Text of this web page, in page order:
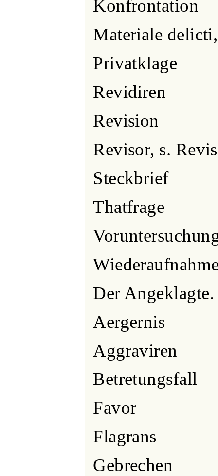
Konfrontation
Materiale
Privatklage
Revidiren
Revision
Revisor, s.
Steckbrief
Thatfrage
Der Angeklagte.
Aergernis
Aggraviren
Betretungsfall
Favor
Flagrans
Gebrechen